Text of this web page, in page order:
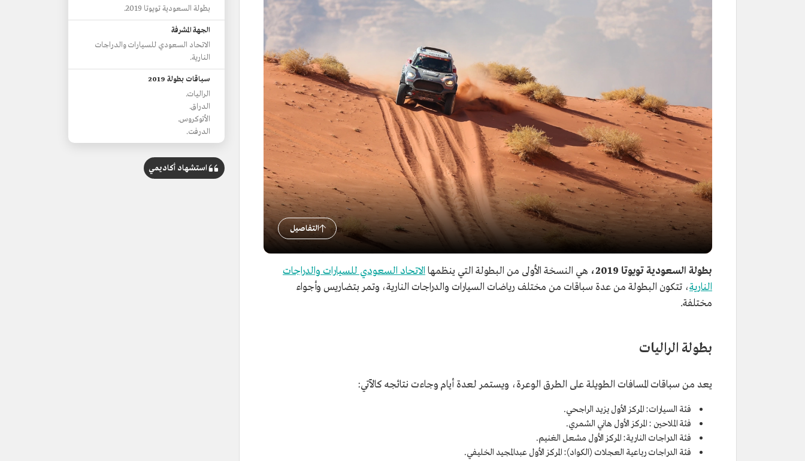
التفاصيل
بطولة السعودية تويوتا 2019، هي النسخة الأولى من البطولة التي ينظمها الاتحاد السعودي للسيارات والدراجات
النارية، تتكون البطولة من عدة سباقات من مختلف رياضات السيارات والدراجات النارية، وتمر بتضاريس وأجواء
مختلفة.
بطولة الراليات
يعد من سباقات المسافات الطويلة على الطرق الوعرة، ويستمر لعدة أيام وجاءت نتائجه كالآتي:
فئة السيارات: المركز الأول يزيد الراجحي.
فئة الملاحين : المركز الأول هاني الشمري.
فئة الدراجات النارية: المركز الأول مشعل الغنيم.
فئة الدراجات رباعية العجلات (الكواد): المركز الأول عبدالمجيد الخليفي.
بطولة السعودية تويوتا 2019.
الجهة المشرفة
الاتحاد السعودي للسيارات والدراجات
النارية.
سباقات بطولة 2019
الراليات.
الدراق.
الأتوكروس.
الدرفت.
استشهاد أكاديمي